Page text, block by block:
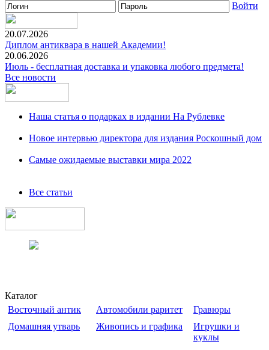
Войти
20.07.2026
Диплом антиквара в нашей Академии!
20.06.2026
Июль - бесплатная доставка и упаковка любого предмета!
Все новости
Наша статья о подарках в издании На Рублевке
Новое интервью директора для издания Роскошный дом
Самые ожидаемые выставки мира 2022
Все статьи
Каталог
Восточный антик
Автомобили раритет
Гравюры
Домашняя утварь
Живопись и графика
Игрушки и
куклы